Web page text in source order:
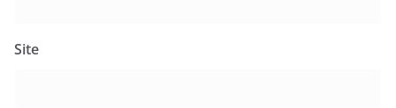
Site